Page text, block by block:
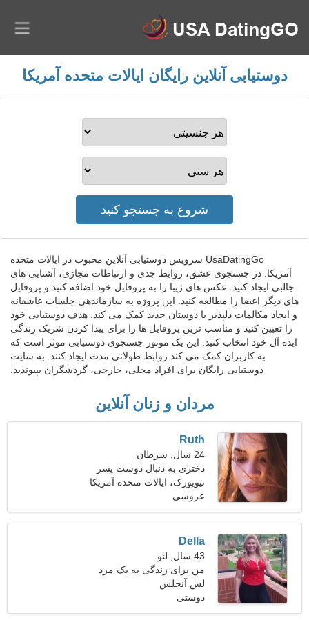
دوستیابی آنلاین رایگان ایالات متحده آمریکا
UsaDatingGo سرویس دوستیابی آنلاین محبوب در ایالات متحده
آمریکا. در جستجوی عشق، روابط جدی و ارتباطات مجازی، آشنایی های
جالبی ایجاد کنید. عکس های زیبا را به پروفایل خود اضافه کنید و پروفایل
های دیگر اعضا را مطالعه کنید. این پروژه به سازماندهی جلسات عاشقانه
و ایجاد مکالمات دلپذیر با دوستان جدید کمک می کند. هدف دوستیابی خود
را تعیین کنید و مناسب ترین پروفایل ها را برای پیدا کردن شریک زندگی
ایده آل خود انتخاب کنید. این یک موتور جستجوی دوستیابی موثر است که
به کاربران کمک می کند روابط طولانی مدت ایجاد کنند. به سایت
دوستیابی رایگان برای افراد محلی، خارجی، گردشگران بپیوندید.
مردان و زنان آنلاین
Ruth
24 سال, سرطان
دختری به دنبال دوست پسر
نیویورک، ایالات متحده آمریکا
عروسی
Della
43 سال, لئو
من برای زندگی به یک مرد
فریبنده نیاز دارم
لس آنجلس
دوستی